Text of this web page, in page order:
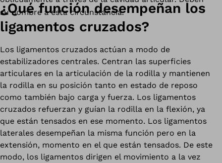
su nombre a esta circunstancia.
¿Qué función desempeñan los
ligamentos cruzados?
Los ligamentos cruzados actúan a modo de
estabilizadores centrales. Centran las superficies
articulares en la articulación de la rodilla y mantienen
la rodilla en su posición tanto en estado de reposo
como también bajo carga y fuerza. Los ligamentos
cruzados refuerzan y guían la rodilla en la flexión, ya
que están tensados en ese momento. Los ligamentos
laterales desempeñan la misma función pero en la
extensión, momento en el que están tensados. De este
modo, los ligamentos dirigen el movimiento a la vez